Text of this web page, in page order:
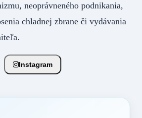
neoprávneného podnikania,
chladnej zbrane či vydávania
Instagram